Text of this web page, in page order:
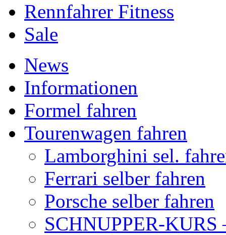
Rennfahrer Fitness
Sale
News
Informationen
Formel fahren
Tourenwagen fahren
Lamborghini sel.
Ferrari selber fahren
Porsche selber fahren
SCHNUPPER-KURS